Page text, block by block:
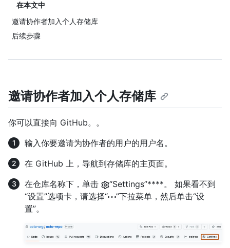
在本文中
邀请协作者加入个人存储库
后续步骤
邀请协作者加入个人存储库
你可以直接向 GitHub。。
输入你要邀请为协作者的用户的用户名。
在 GitHub 上，导航到存储库的主页面。
在仓库名称下，单击
“Settings”****。 如果看不到
“设置”选项卡，请选择“
”下拉菜单，然后单击“设
置”。